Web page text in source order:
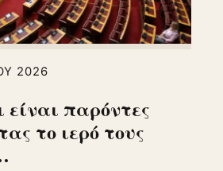
2026
παρόντες
το ιερό τους